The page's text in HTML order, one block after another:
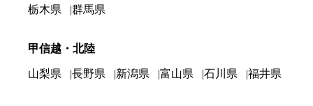
栃木県
群馬県
甲信越・北陸
山梨県 長野県 新潟県 富山県 石川県 福井県